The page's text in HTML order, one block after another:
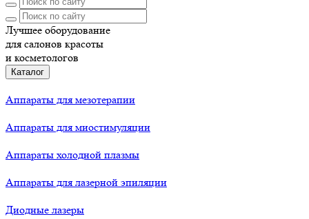
Лучшее оборудование
для салонов красоты
и косметологов
Каталог
Аппараты для мезотерапии
Аппараты для миостимуляции
Аппараты холодной плазмы
Аппараты для лазерной эпиляции
Диодные лазеры